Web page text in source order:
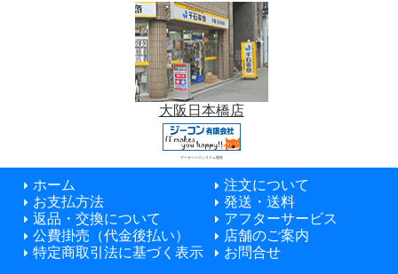
大阪日本橋店
データベースシステム開発
ホーム
注文について
お支払方法
発送・送料
返品・交換について
アフターサービス
公費掛売（代金後払い）
店舗のご案内
特定商取引法に基づく表示
お問合せ